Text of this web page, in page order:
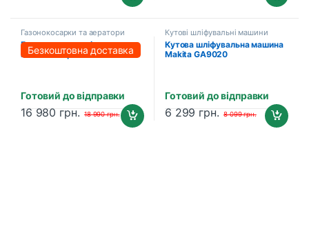
Газонокосарки та аератори
Безкоштовна доставка
Бензинова самохідна
газонокосарка PROFI-TEC
Готовий до відправки
16 980 грн. 18 990грн.
Кутові шліфувальні машини
Кутова шліфувальна машина
Makita GA9020
Готовий до відправки
6 299 грн. 8 099грн.